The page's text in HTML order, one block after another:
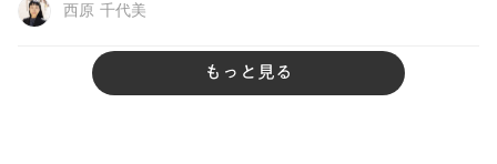
西原 千代美
もっと見る